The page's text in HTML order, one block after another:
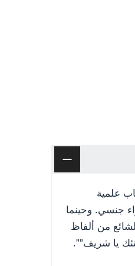
علمية
جنسي. وحينما
من ألفاظ
يا شريف””.